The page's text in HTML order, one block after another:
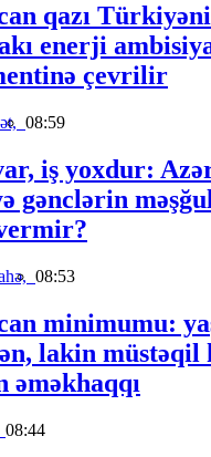
qazı
enerji
çevrilir
08:59
iş yoxdur:
gənclərin
08:53
minimumu:
lakin müstəqil
əməkhaqqı
08:44